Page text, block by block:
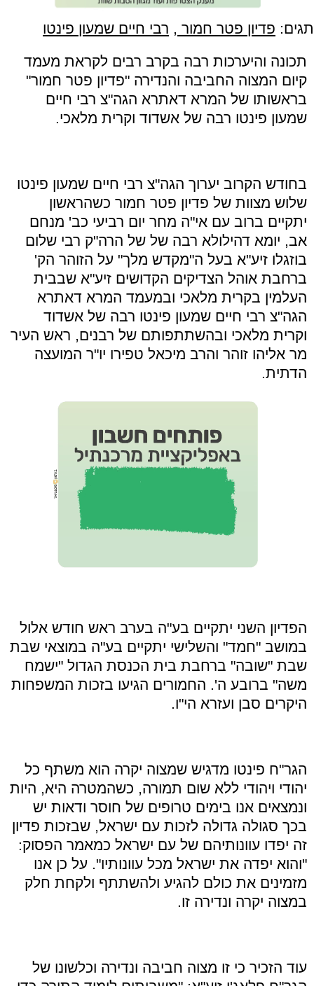
תגים: פדיון פטר חמור , רבי חיים שמעון פינטו
תכונה והיערכות רבה בקרב רבים לקראת מעמד
קיום המצוה החביבה והנדירה "פדיון פטר חמור"
בראשותו של המרא דאתרא הגה"צ רבי חיים
שמעון פינטו רבה של אשדוד וקרית מלאכי.
בחודש הקרוב יערוך הגה"צ רבי חיים שמעון פינטו
שלוש מצוות של פדיון פטר חמור כשהראשון
יתקיים ברוב עם אי"ה מחר יום רביעי כב' מנחם
אב, יומא דהילולא רבה של של הרה"ק רבי שלום
בוזגלו זיע"א בעל ה"מקדש מלך" על הזוהר הק'
ברחבת אוהל הצדיקים הקדושים זיע"א שבבית
העלמין בקרית מלאכי ובמעמד המרא דאתרא
הגה"צ רבי חיים שמעון פינטו רבה של אשדוד
וקרית מלאכי ובהשתתפותם של רבנים, ראש העיר
מר אליהו זוהר והרב מיכאל טפירו יו"ר המועצה
הדתית.
הפדיון השני יתקיים בע"ה בערב ראש חודש אלול
במושב "חמד" והשלישי יתקיים בע"ה במוצאי שבת
שבת "שובה" ברחבת בית הכנסת הגדול "ישמח
משה" ברובע ה'. החמורים הגיעו בזכות המשפחות
היקרים סבן ועזרא הי"ו.
הגר"ח פינטו מדגיש שמצוה יקרה הוא משתף כל
יהודי ויהודי ללא שום תמורה, כשהמטרה היא, היות
ונמצאים אנו בימים טרופים של חוסר ודאות יש
בכך סגולה גדולה לזכות עם ישראל, שבזכות פדיון
זה יפדו עוונותיהם של עם ישראל כמאמר הפסוק:
"והוא יפדה את ישראל מכל עוונותיו". על כן אנו
מזמינים את כולם להגיע ולהשתתף ולקחת חלק
במצוה יקרה ונדירה זו.
עוד הזכיר כי זו מצוה חביבה ונדירה וכלשונו של